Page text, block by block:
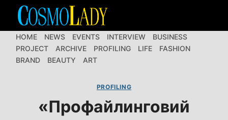
Перейти
вмістуHOME NEWS EVENTS INTERVIEW
BUSINESS
PROJECT
ARCHIVE PROFILING LIFE
FASHION
BRAND
BEAUTY ART
PROFILING
«Профайлинговий